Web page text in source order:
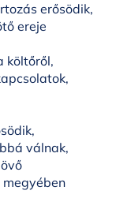
erősödik,
ereje
költőről,
válnak,
megyében